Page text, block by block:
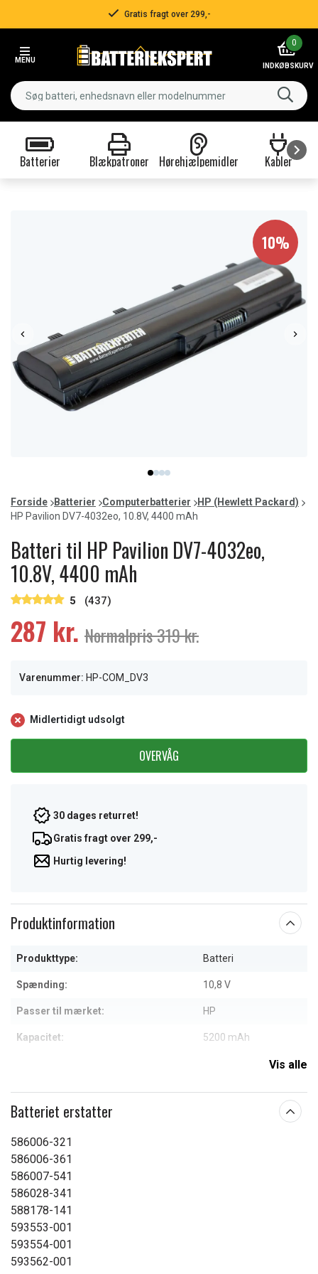
Gratis fragt over 299,-
MENU
0
INDKØBSKURV
Batterier Blækpatroner Hørehjælpemidler Kabler
item
0
item
1
item
2
item
3
of
4
10%
Forside Batterier Computerbatterier
HP (Hewlett Packard)
HP Pavilion DV7-4032eo, 10.8V, 4400 mAh
Batteri til HP Pavilion DV7-4032eo,
10.8V, 4400 mAh
5 (437)
287 kr. Normalpris 319 kr.
Varenummer: HP-COM_DV3
Midlertidigt udsolgt
OVERVÅG
30 dages returret!
Gratis fragt over 299,-
Hurtig levering!
Produktinformation
Produkttype: Batteri
Spænding: 10,8 V
Passer til mærket: HP
Kapacitet: 5200 mAh
Vis alle
Batteriet erstatter
586006-321
586006-361
586007-541
586028-341
588178-141
593553-001
593554-001
593562-001